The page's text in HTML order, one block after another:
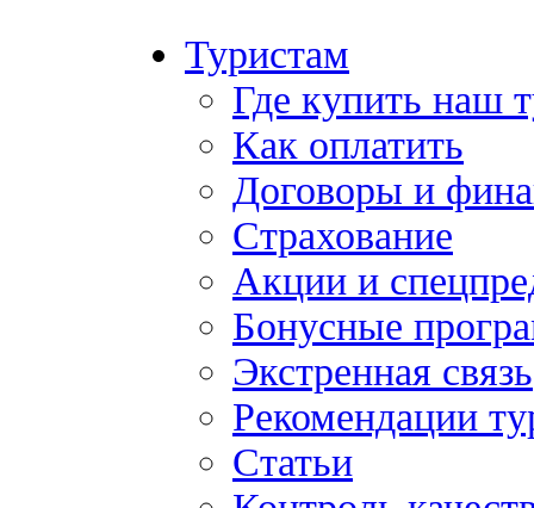
Туристам
Где купить наш
Как оплатить
Договоры и
Страхование
Акции и
Бонусные
Экстренная связь
Рекомендации
Статьи